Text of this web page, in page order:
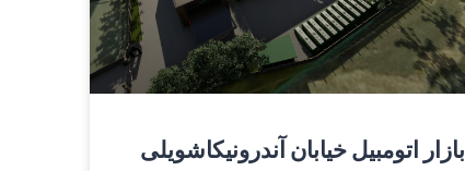
بازار اتومبیل خیابان آندرونیکاشویلی